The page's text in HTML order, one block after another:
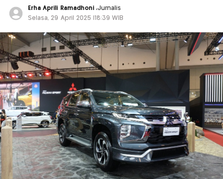
Erha Aprili Ramadhoni,Jurnalis
Selasa, 29 April 2025 |18:39 WIB